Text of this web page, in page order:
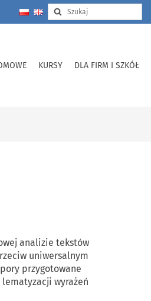
KURSY DLA FIRM I SZKÓŁ
analizie tekstów
uniwersalnym
przygotowane
lematyzacji wyrażeń